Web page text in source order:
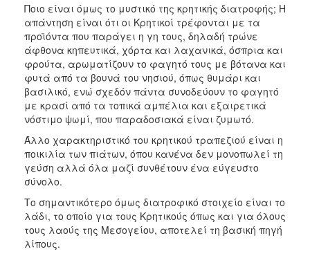
Ποιο είναι όμως το μυστικό της κρητικής διατροφής; Η
απάντηση είναι ότι οι Κρητικοί τρέφονται με τα
προϊόντα που παράγει η γη τους, δηλαδή τρώνε
άφθονα κηπευτικά, χόρτα και λαχανικά, όσπρια και
φρούτα, αρωματίζουν το φαγητό τους με βότανα και
φυτά από τα βουνά του νησιού, όπως θυμάρι και
βασιλικό, ενώ σχεδόν πάντα συνοδεύουν το φαγητό
με κρασί από τα τοπικά αμπέλια και εξαιρετικά
νόστιμο ψωμί, που παραδοσιακά είναι ζυμωτό.
Άλλο χαρακτηριστικό του κρητικού τραπεζιού είναι η
ποικιλία των πιάτων, όπου κανένα δεν μονοπωλεί τη
γεύση αλλά όλα μαζί συνθέτουν ένα εύγευστο
σύνολο.
Το σημαντικότερο όμως διατροφικό στοιχείο είναι το
λάδι, το οποίο για τους Κρητικούς όπως και για όλους
τους λαούς της Μεσογείου, αποτελεί τη βασική πηγή
λίπους.